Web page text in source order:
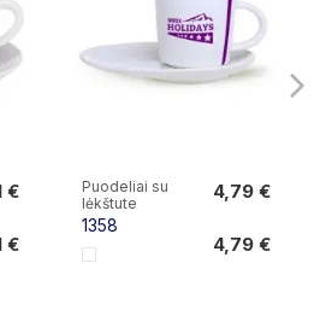
€
€
Puodeliai su
lėkštute
1358
4,79 €
4,79 €